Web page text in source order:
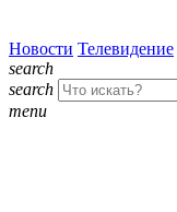
Новости Телевидение
search
search
menu